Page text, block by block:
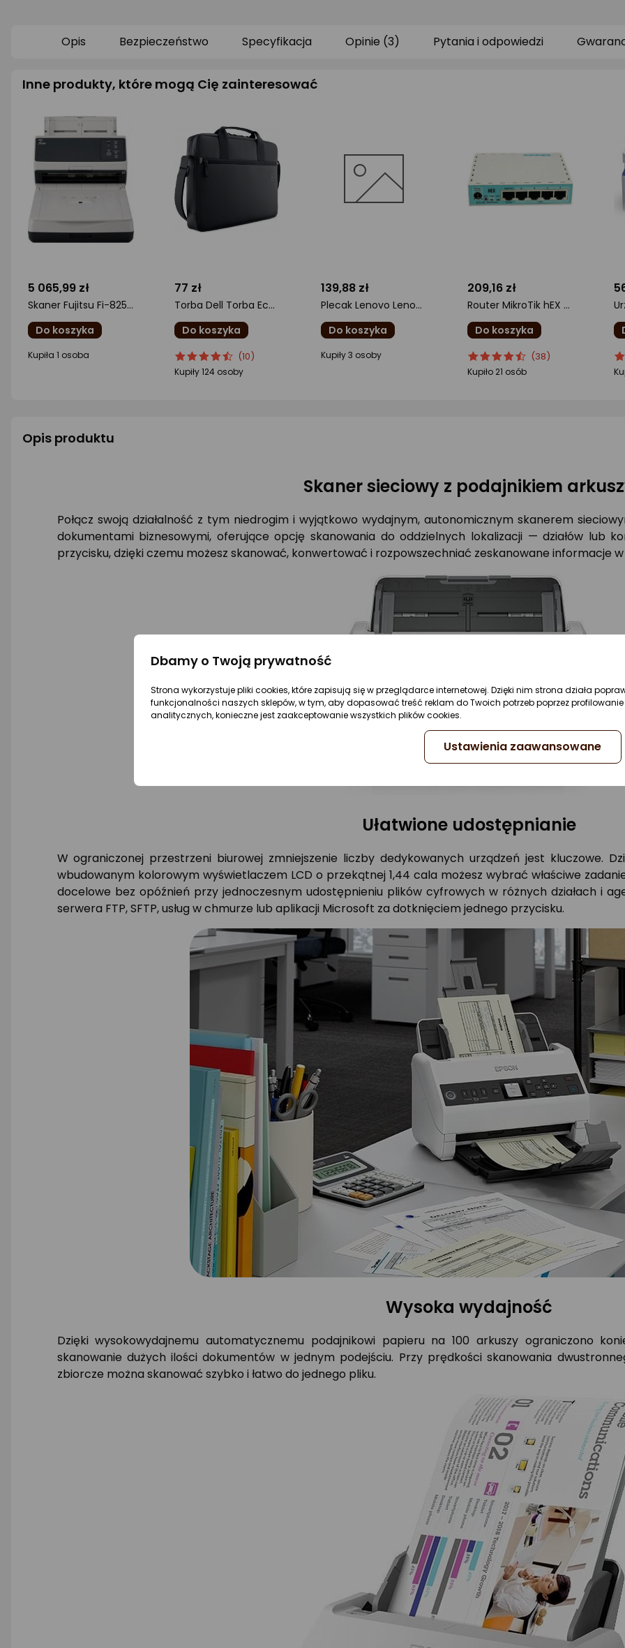
Opis Bezpieczeństwo Specyfikacja Opinie (3) Pytania i odpowiedzi
Inne produkty, które mogą Cię zainteresować
5 065,99 zł
Skaner Fujitsu Fi-8250 (PA03810-B601)
Do koszyka
ocena
Kupiła 1 osoba
77 zł
Torba Dell Torba EcoLoop* Essential Briefcase 14-16 - (460-BDST)
Do koszyka
ocena
produktu
Ocena
produktu
(10)
Kupiły 124 osoby
139,88 zł
Plecak Lenovo Lenovo GX41U39298 torba na laptop 40,6 cm (16") Plecak Czarny, Żółty
Do koszyka
ocena
Kupiły 3 osoby
209,16 zł
Router MikroTik hEX RB750Gr3 (MT RB750Gr3)
Do koszyka
ocena
produktu
Ocena
produktu
(38)
Kupiło 21 osób
Opis produktu
Skaner sieciowy z podajnikiem
Połącz swoją działalność z tym niedrogim i wyjątkowo wydajnym, autonomicznym skanerem
dokumentami biznesowymi, oferujące opcję skanowania do oddzielnych lokalizacji — działów lub
przycisku, dzięki czemu możesz skanować, konwertować i rozpowszechniać zeskanowane informacje
Ułatwione udostępnianie
W ograniczonej przestrzeni biurowej zmniejszenie liczby dedykowanych urządzeń jest kluczowe.
wbudowanym kolorowym wyświetlaczem LCD o przekątnej 1,44 cala możesz wybrać właściwe
docelowe bez opóźnień przy jednoczesnym udostępnieniu plików cyfrowych w różnych działach i
serwera FTP, SFTP, usług w chmurze lub aplikacji Microsoft za dotknięciem jednego przycisku.
Wysoka wydajność
Dzięki wysokowydajnemu automatycznemu podajnikowi papieru na 100 arkuszy ograniczono
skanowanie dużych ilości dokumentów w jednym podejściu. Przy prędkości skanowania
zbiorcze można skanować szybko i łatwo do jednego pliku.
Dbamy o Twoją prywatność
Strona wykorzystuje pliki cookies, które zapisują się w przeglądarce internetowej. Dzięki nim strona działa
funkcjonalności naszych sklepów, w tym, aby dopasować treść reklam do Twoich potrzeb poprzez
analitycznych, konieczne jest zaakceptowanie wszystkich plików cookies.
Ustawienia zaawansowane